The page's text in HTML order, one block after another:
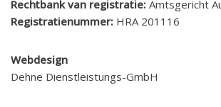
Rechtbank van registratie: Amtsgericht
Registratienummer: HRA 201116
Webdesign
Dehne Dienstleistungs-GmbH